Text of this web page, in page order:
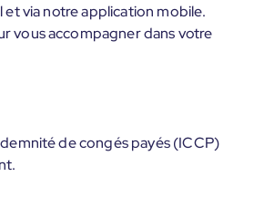
via notre application mobile.
vous accompagner dans votre
de congés payés (ICCP)